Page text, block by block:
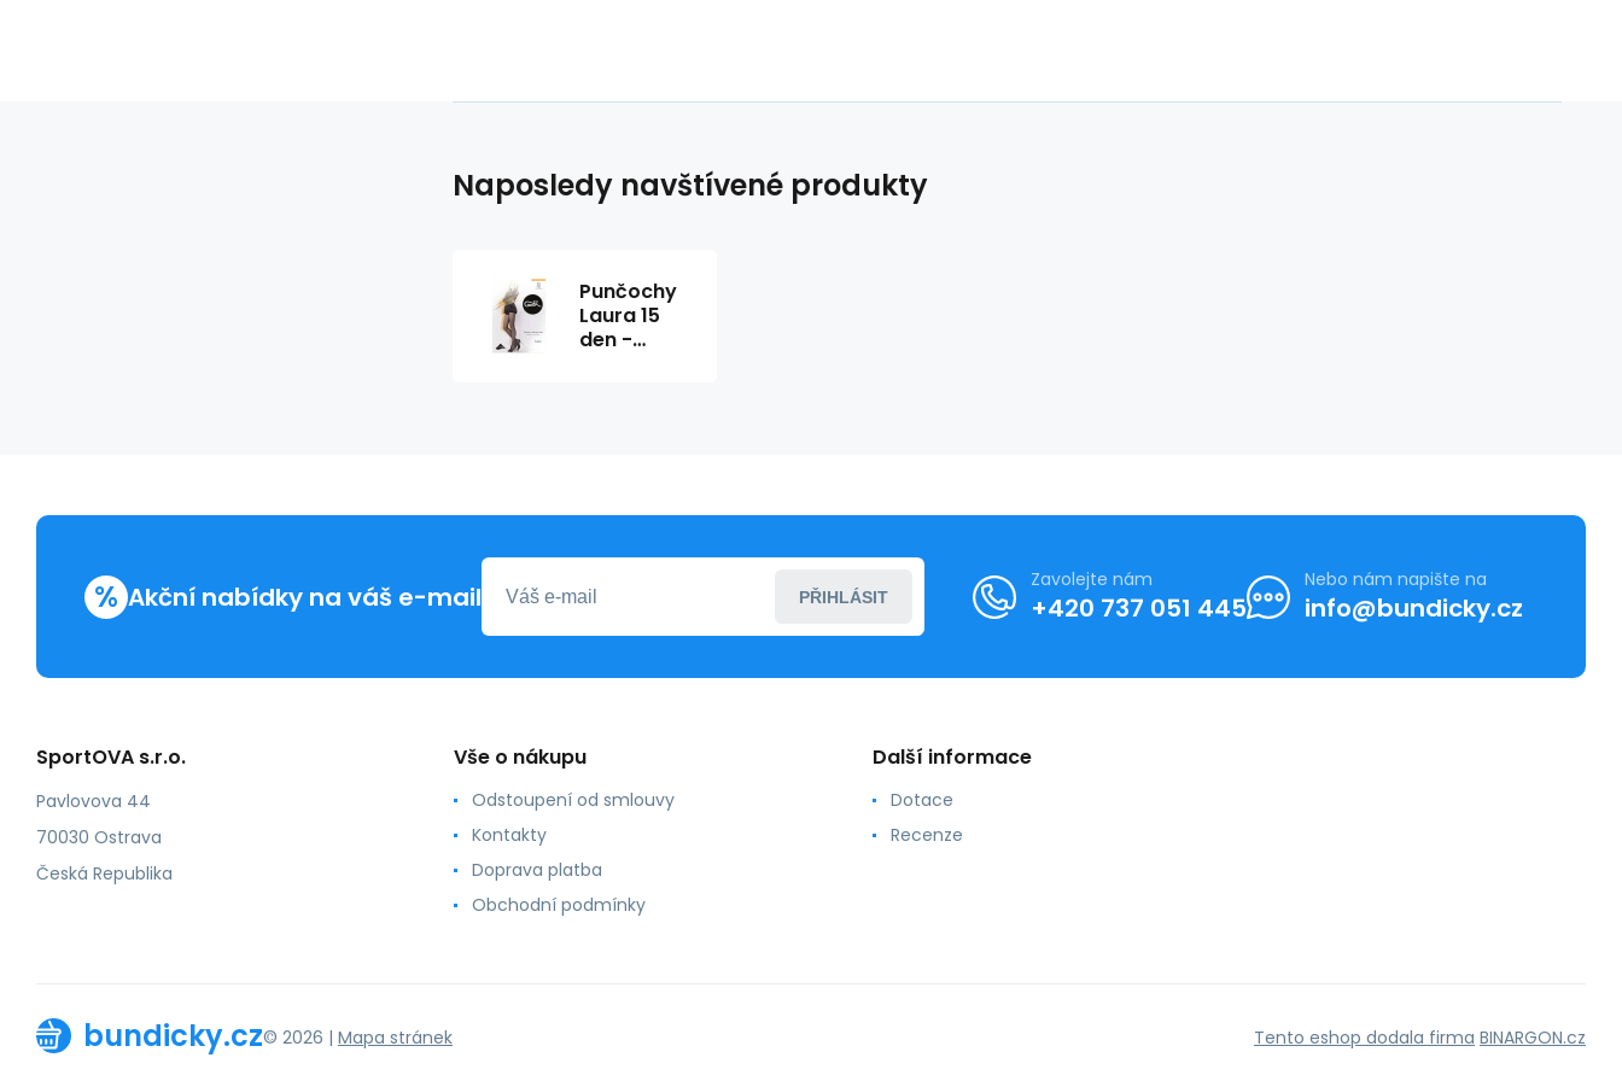
Naposledy navštívené produkty
Punčochy
Laura 15
den -
% Akční nabídky na váš e-mail PŘIHLÁSIT
Zavolejte nám
+420 737 051 445
Nebo nám napište na
info@bundicky.cz
SportOVA s.r.o.
Pavlovova 44
70030 Ostrava
Česká Republika
Vše o nákupu
Odstoupení od smlouvy
Kontakty
Doprava platba
Obchodní podmínky
Další informace
Dotace
Recenze
bundicky.cz© 2026 | Mapa stránek Tento eshop dodala firma BINARGON.cz